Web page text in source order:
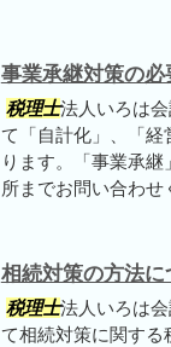
事業承継対策の必
税理士法人いろは会
て「自計化」、「経
ります。「事業承
所までお問い合わせ
相続対策の方法に
税理士法人いろは会
て相続対策に関する